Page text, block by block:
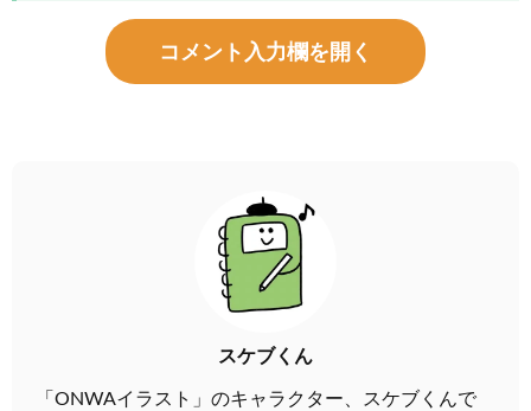
コメント入力欄を開く
スケブくん
「ONWAイラスト」のキャラクター、スケブくんで